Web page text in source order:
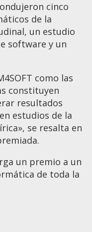
cinco
de la
un estudio
software y un
como las
constituyen
resultados
estudios de la
se resalta en
un premio a un
de toda la